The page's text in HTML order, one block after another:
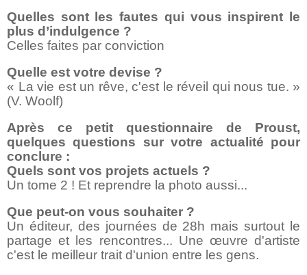
Quelles sont les fautes qui vous inspirent le
plus d’indulgence ?
Celles faites par conviction
Quelle est votre devise ?
« La vie est un rêve, c'est le réveil qui nous tue. »
(V. Woolf)
Après ce petit questionnaire de Proust,
quelques questions sur votre actualité pour
conclure :
Quels sont vos projets actuels ?
Un tome 2 ! Et reprendre la photo aussi...
Que peut-on vous souhaiter ?
Un éditeur, des journées de 28h mais surtout le
partage et les rencontres... Une œuvre d'artiste
c'est le meilleur trait d'union entre les gens.